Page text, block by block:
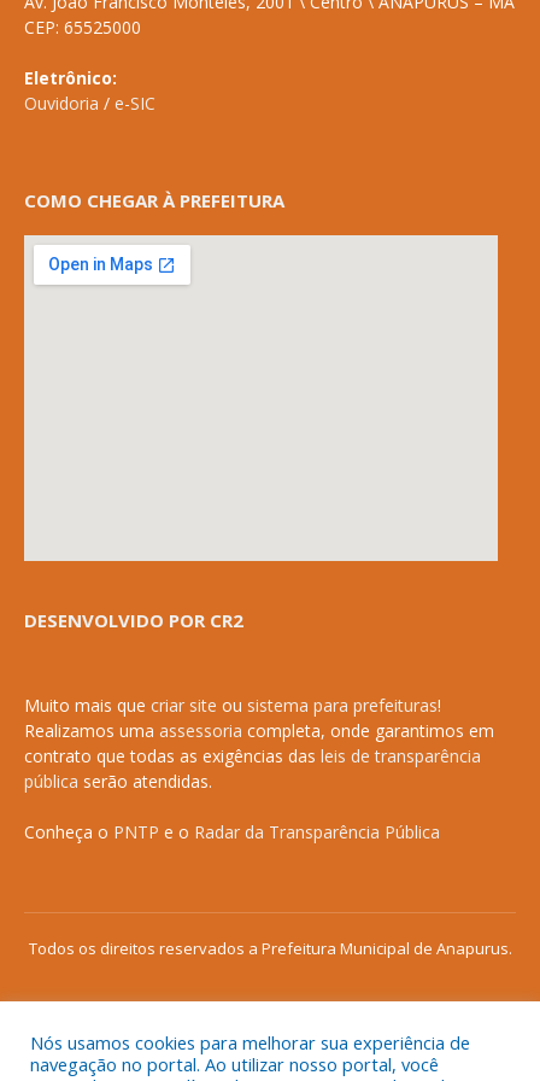
CEP: 65525000
Eletrônico:
Ouvidoria / e-SIC
COMO CHEGAR À PREFEITURA
DESENVOLVIDO POR CR2
Muito mais que criar site ou sistema para prefeituras!
Realizamos uma assessoria completa, onde garantimos em
contrato que todas as exigências das leis de transparência
pública serão atendidas.
Conheça o PNTP e o Radar da Transparência Pública
Todos os direitos reservados a Prefeitura Municipal de Anapurus.
Mapa do Site
Acessar Área Administrativa
Nós usamos cookies para melhorar sua experiência de
navegação no portal. Ao utilizar nosso portal, você